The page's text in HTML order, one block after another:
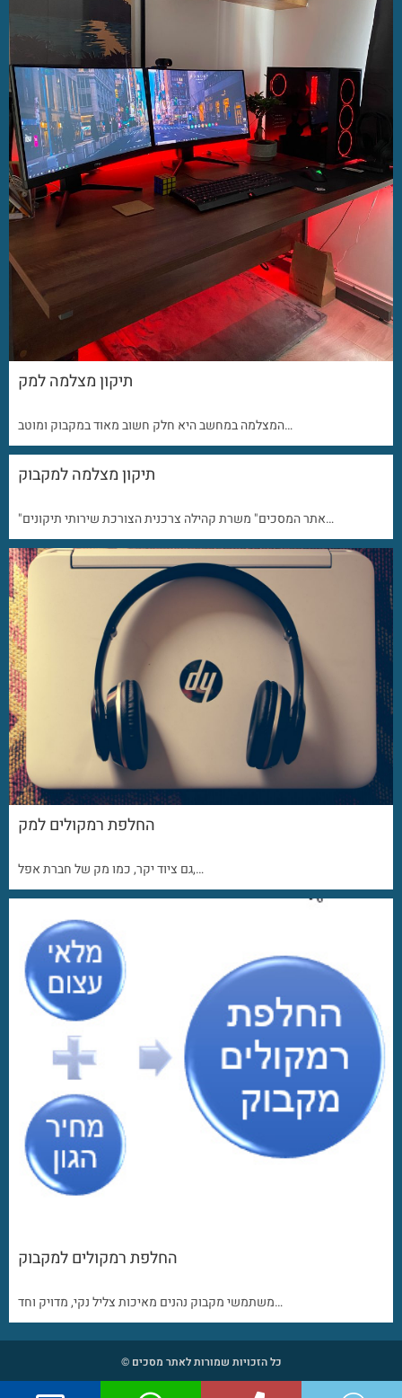
תיקון מצלמה למק
המצלמה במחשב היא חלק חשוב מאוד במקבוק ומוטב…
תיקון מצלמה למקבוק
"אתר המסכים" משרת קהילה צרכנית הצורכת שירותי תיקונים…
החלפת רמקולים למק
גם ציוד יקר, כמו מק של חברת אפל,…
החלפת רמקולים למקבוק
משתמשי מקבוק נהנים מאיכות צליל נקי, מדויק וחד…
כל הזכויות שמורות לאתר מסכים ©